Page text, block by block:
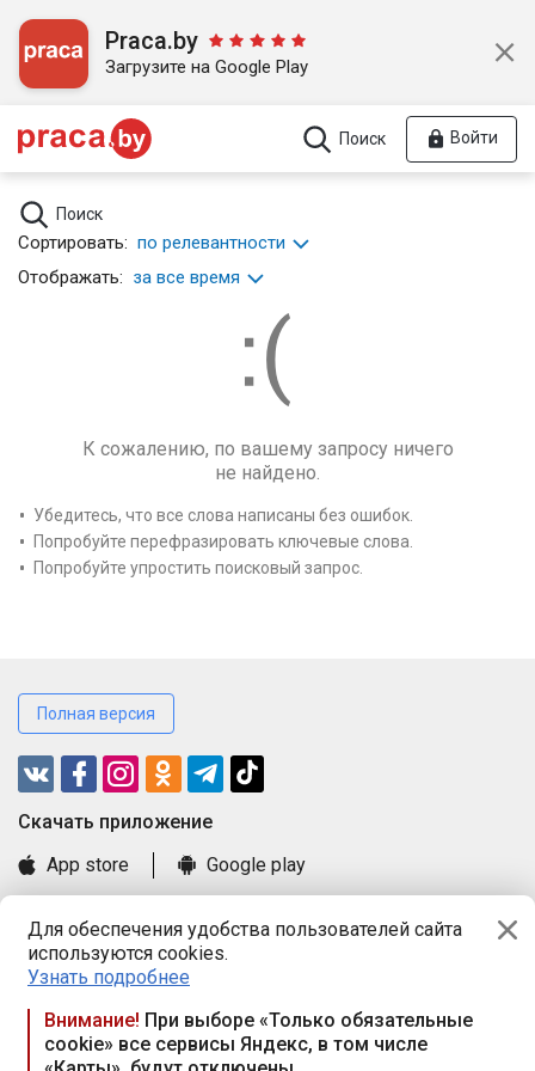
Для обеспечения удобства пользователей сайта
используются cookies.
Узнать подробнее
Внимание! При выборе «Только обязательные
cookie» все сервисы Яндекс, в том числе
Praca.by
Загрузите на Google Play
Поиск Войти
Поиск
Сортировать: по релевантности
Отображать: за все время
К сожалению, по вашему запросу ничего
не найдено.
Убедитесь, что все слова написаны без ошибок.
Попробуйте перефразировать ключевые слова.
Попробуйте упростить поисковый запрос.
Полная версия
Cкачать приложение
App store
Google play
Книга замечаний и предложений
Правила и документы
Praca.by © 2000—2026, ООО «ПРАЦА БАЙ»
Республика Беларусь, 220114, г. Минск, пр-т Независимости
117а, пом. № 9.